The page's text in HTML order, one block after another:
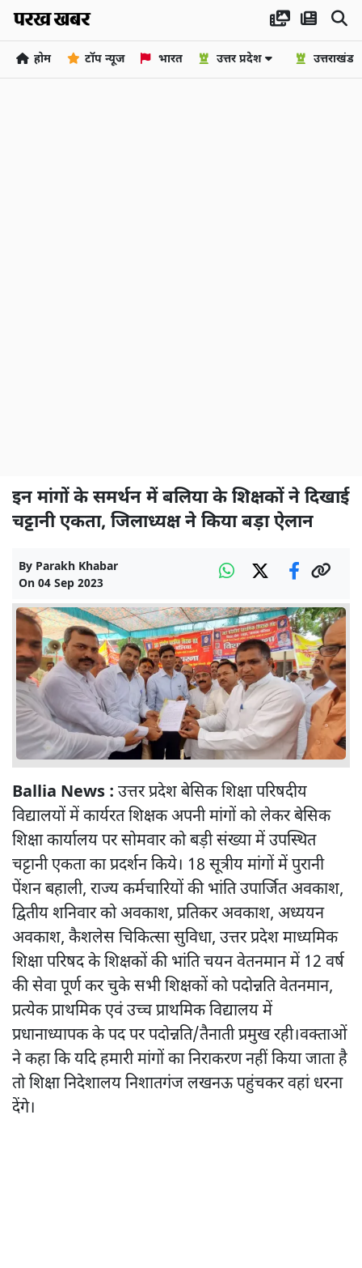
होम टॉप न्यूज भारत उत्तर प्रदेश उत्तराखंड
इन मांगों के समर्थन में बलिया के शिक्षकों ने दिखाई
चट्टानी एकता, जिलाध्यक्ष ने किया बड़ा ऐलान
By Parakh Khabar
On 04 Sep 2023
Ballia News : उत्तर प्रदेश बेसिक शिक्षा परिषदीय
विद्यालयों में कार्यरत शिक्षक अपनी मांगों को लेकर बेसिक
शिक्षा कार्यालय पर सोमवार को बड़ी संख्या में उपस्थित
चट्टानी एकता का प्रदर्शन किये। 18 सूत्रीय मांगों में पुरानी
पेंशन बहाली, राज्य कर्मचारियों की भांति उपार्जित अवकाश,
द्वितीय शनिवार को अवकाश, प्रतिकर अवकाश, अध्ययन
अवकाश, कैशलेस चिकित्सा सुविधा, उत्तर प्रदेश माध्यमिक
शिक्षा परिषद के शिक्षकों की भांति चयन वेतनमान में 12 वर्ष
की सेवा पूर्ण कर चुके सभी शिक्षकों को पदोन्नति वेतनमान,
प्रत्येक प्राथमिक एवं उच्च प्राथमिक विद्यालय में
प्रधानाध्यापक के पद पर पदोन्नति/तैनाती प्रमुख रही।वक्ताओं
ने कहा कि यदि हमारी मांगों का निराकरण नहीं किया जाता है
तो शिक्षा निदेशालय निशातगंज लखनऊ पहुंचकर वहां धरना
देंगे।